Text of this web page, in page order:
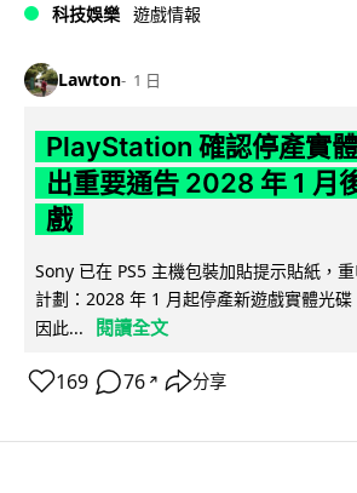
科技娛樂 遊戲情報
Lawton 1 日
PlayStation 確認停產實
出重要通告 2028 年 1 月
戲
Sony 已在 PS5 主機包裝加貼提示貼紙，
計劃：2028 年 1 月起停產新遊戲實體光碟
因此...
閱讀全文
169 76 ↗ 分享